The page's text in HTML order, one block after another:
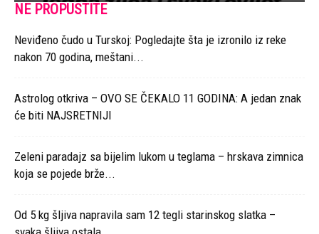
NE PROPUSTITE
Neviđeno čudo u Turskoj: Pogledajte šta je izronilo iz reke
nakon 70 godina, meštani...
Astrolog otkriva – OVO SE ČEKALO 11 GODINA: A jedan znak
će biti NAJSRETNIJI
Zeleni paradajz sa bijelim lukom u teglama – hrskava zimnica
koja se pojede brže...
Od 5 kg šljiva napravila sam 12 tegli starinskog slatka –